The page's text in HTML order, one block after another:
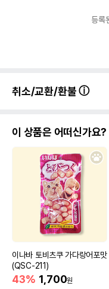
등록
취소/교환/환불
이 상품은 어떠신가요?
이나바 토비츠쿠 가다랑어포맛
(QSC-211)
43% 1,700원